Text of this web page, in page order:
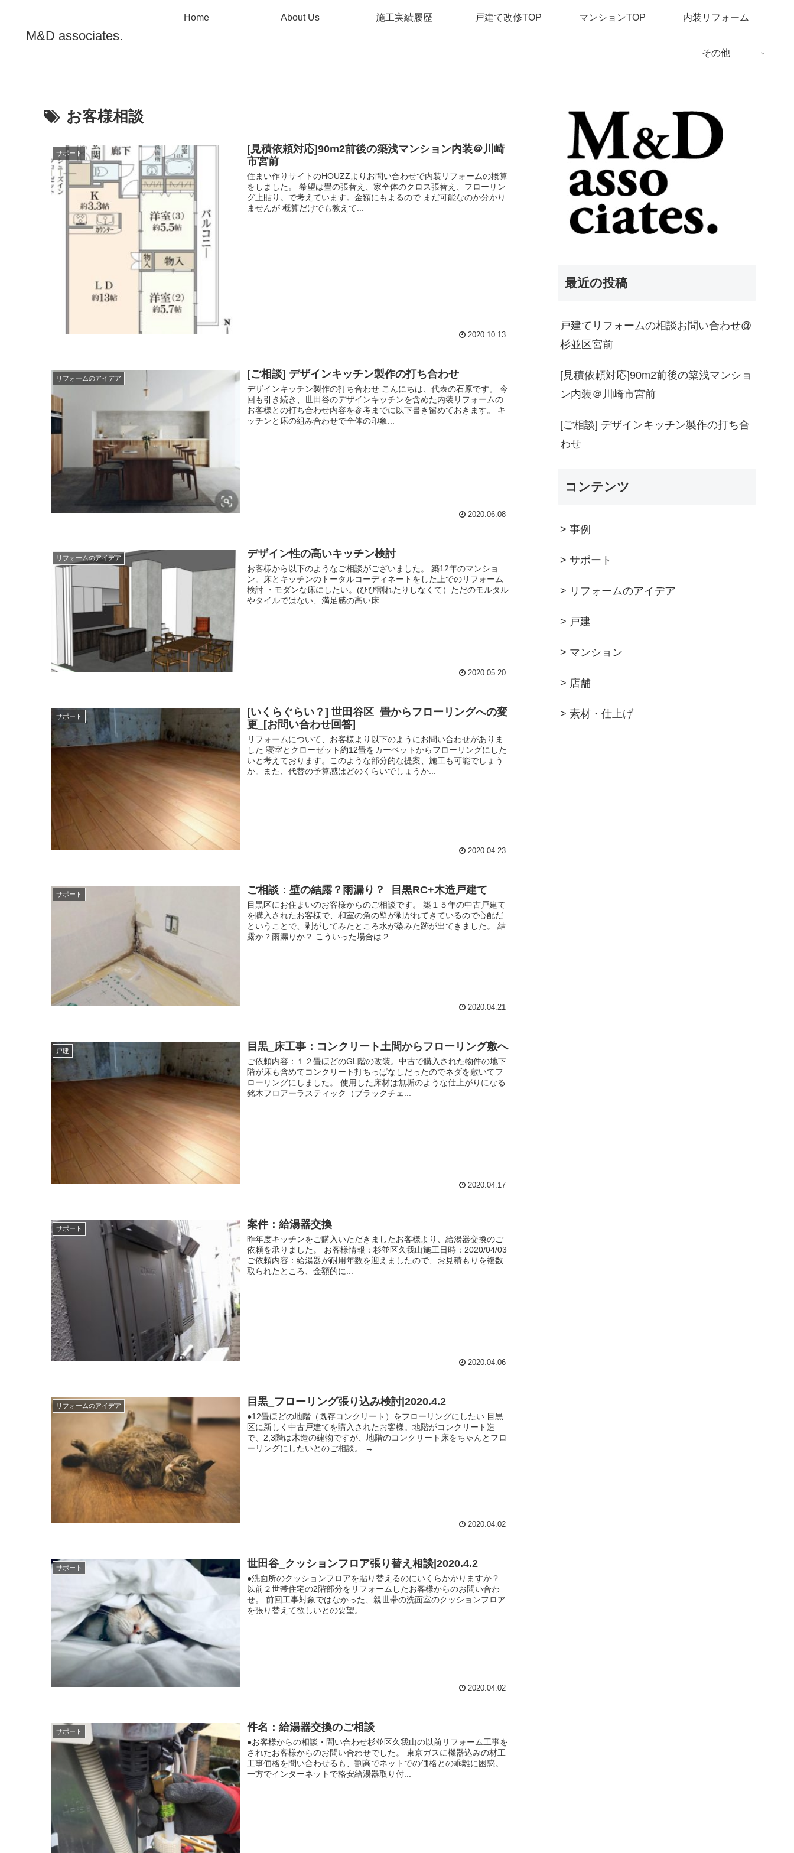
M&D associates.
Home About Us 施工実績履歴 戸建て改修TOP マンションTOP 内装リフォーム
その他
お客様相談
サポート
[見積依頼対応]90m2前後の築浅マンション内装＠川崎
市宮前
住まい作りサイトのHOUZZよりお問い合わせで内装リフォームの概算
をしました。 希望は畳の張替え、家全体のクロス張替え、フローリン
グ上貼り。で考えています。金額にもよるので まだ可能なのか分かり
ませんが 概算だけでも教えて...
2020.10.13
リフォームのアイデア [ご相談] デザインキッチン製作の打ち合わせ
デザインキッチン製作の打ち合わせ こんにちは、代表の石原です。 今
回も引き続き、世田谷のデザインキッチンを含めた内装リフォームの
お客様との打ち合わせ内容を参考までに以下書き留めておきます。 キ
ッチンと床の組み合わせで全体の印象...
2020.06.08
リフォームのアイデア デザイン性の高いキッチン検討
お客様から以下のようなご相談がございました。 築12年のマンショ
ン。床とキッチンのトータルコーディネートをした上でのリフォーム
検討 ・モダンな床にしたい。(ひび割れたりしなくて）ただのモルタル
やタイルではない、満足感の高い床...
2020.05.20
サポート
[いくらぐらい？] 世田谷区_畳からフローリングへの変
更_[お問い合わせ回答]
リフォームについて、お客様より以下のようにお問い合わせがありま
した 寝室とクローゼット約12畳をカーペットからフローリングにした
いと考えております。このような部分的な提案、施工も可能でしょう
か。また、代替の予算感はどのくらいでしょうか...
2020.04.23
サポート ご相談：壁の結露？雨漏り？_目黒RC+木造戸建て
目黒区にお住まいのお客様からのご相談です。 築１５年の中古戸建て
を購入されたお客様で、和室の角の壁が剥がれてきているので心配だ
ということで、剥がしてみたところ水が染みた跡が出てきました。 結
露か？雨漏りか？ こういった場合は２...
2020.04.21
戸建 目黒_床工事：コンクリート土間からフローリング敷へ
ご依頼内容：１２畳ほどのGL階の改装。中古で購入された物件の地下
階が床も含めてコンクリート打ちっぱなしだったのでネダを敷いてフ
ローリングにしました。 使用した床材は無垢のような仕上がりになる
銘木フロアーラスティック（ブラックチェ...
2020.04.17
サポート 案件：給湯器交換
昨年度キッチンをご購入いただきましたお客様より、給湯器交換のご
依頼を承りました。 お客様情報：杉並区久我山施工日時：2020/04/03
ご依頼内容：給湯器が耐用年数を迎えましたので、お見積もりを複数
取られたところ、金額的に...
2020.04.06
リフォームのアイデア 目黒_フローリング張り込み検討|2020.4.2
●12畳ほどの地階（既存コンクリート）をフローリングにしたい 目黒
区に新しく中古戸建てを購入されたお客様。地階がコンクリート造
で、2,3階は木造の建物ですが、地階のコンクリート床をちゃんとフロ
ーリングにしたいとのご相談。 →...
2020.04.02
サポート 世田谷_クッションフロア張り替え相談|2020.4.2
●洗面所のクッションフロアを貼り替えるのにいくらかかりますか？
以前２世帯住宅の2階部分をリフォームしたお客様からのお問い合わ
せ。 前回工事対象ではなかった、親世帯の洗面室のクッションフロア
を張り替えて欲しいとの要望。...
2020.04.02
サポート 件名：給湯器交換のご相談
●お客様からの相談・問い合わせ杉並区久我山の以前リフォーム工事を
されたお客様からのお問い合わせでした。 東京ガスに機器込みの材工
工事価格を問い合わせるも、割高でネットでの価格との乖離に困惑。
一方でインターネットで格安給湯器取り付...
最近の投稿
戸建てリフォームの相談お問い合わせ@
杉並区宮前
[見積依頼対応]90m2前後の築浅マンショ
ン内装＠川崎市宮前
[ご相談] デザインキッチン製作の打ち合
わせ
コンテンツ
> 事例
> サポート
> リフォームのアイデア
> 戸建
> マンション
> 店舗
> 素材・仕上げ